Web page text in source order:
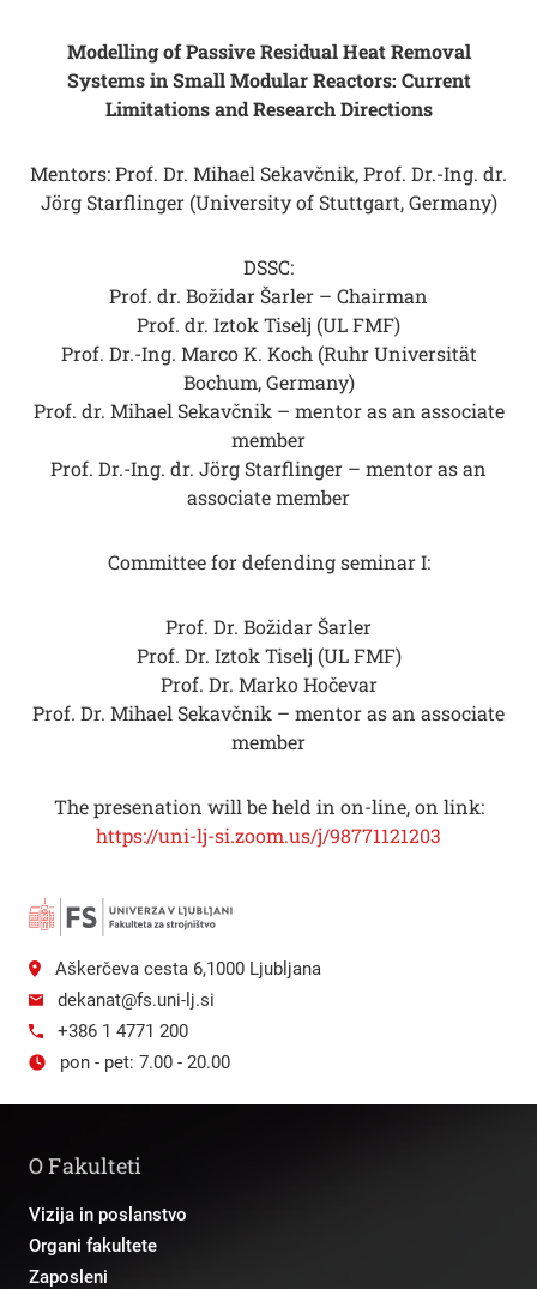
Modelling of Passive Residual Heat Removal
Systems in Small Modular Reactors: Current
Limitations and Research Directions
Mentors: Prof. Dr. Mihael Sekavčnik, Prof. Dr.-Ing. dr.
Jörg Starflinger (University of Stuttgart, Germany)
DSSC:
Prof. dr. Božidar Šarler – Chairman
Prof. dr. Iztok Tiselj (UL FMF)
Prof. Dr.-Ing. Marco K. Koch (Ruhr Universität
Bochum, Germany)
Prof. dr. Mihael Sekavčnik – mentor as an associate
member
Prof. Dr.-Ing. dr. Jörg Starflinger – mentor as an
associate member
Committee for defending seminar I:
Prof. Dr. Božidar Šarler
Prof. Dr. Iztok Tiselj (UL FMF)
Prof. Dr. Marko Hočevar
Prof. Dr. Mihael Sekavčnik – mentor as an associate
member
The presenation will be held in on-line, on link:
https://uni-lj-si.zoom.us/j/98771121203
Aškerčeva cesta 6,1000 Ljubljana
dekanat@fs.uni-lj.si
+386 1 4771 200
pon - pet: 7.00 - 20.00
O Fakulteti
Vizija in poslanstvo
Organi fakultete
Zaposleni